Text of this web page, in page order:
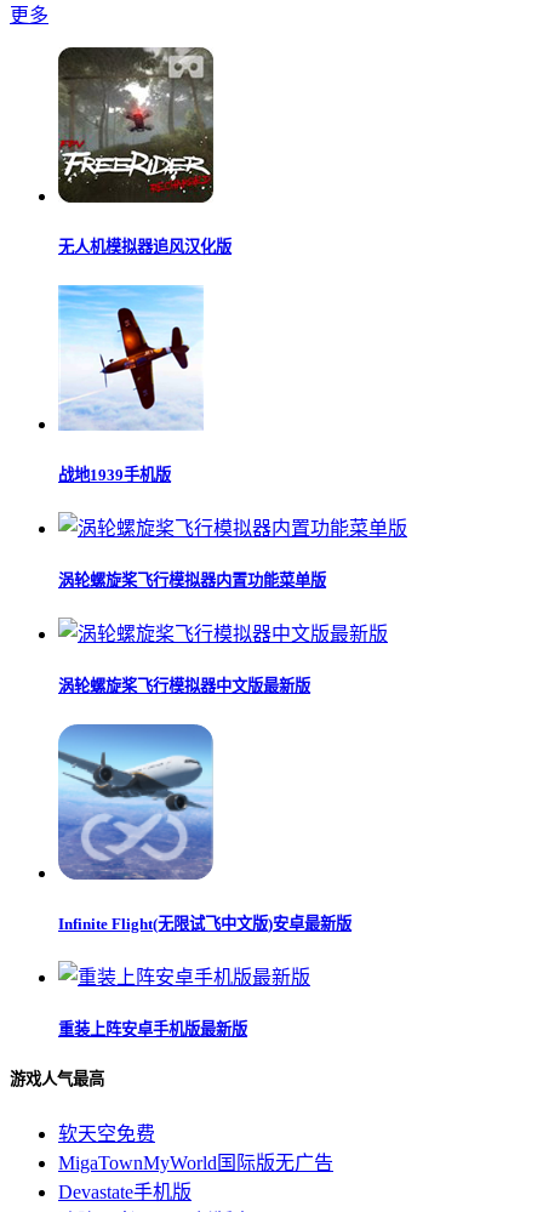
更多
无人机模拟器追风汉化版
战地1939手机版
涡轮螺旋桨飞行模拟器内置功能菜单版
涡轮螺旋桨飞行模拟器中文版最新版
Infinite Flight(无限试飞中文版)安卓最新版
重装上阵安卓手机版最新版
游戏人气最高
软天空免费
MigaTownMyWorld国际版无广告
Devastate手机版